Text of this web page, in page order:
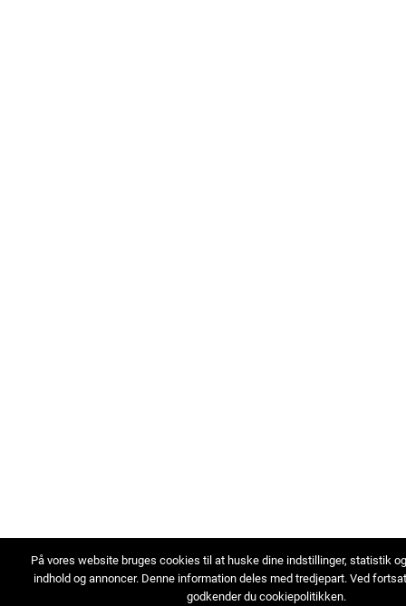
På vores website bruges cookies til at huske dine indstillinger, statistik
indhold og annoncer. Denne information deles med tredjepart. Ved
godkender du cookiepolitikken.